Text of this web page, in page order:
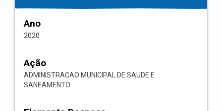
Ano
2020
Ação
ADMINISTRACAO MUNICIPAL DE SAUDE E
SANEAMENTO